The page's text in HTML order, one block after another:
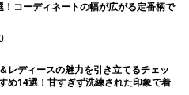
！コーディネートの幅が広がる定番柄で
レディースの魅力を引き立てるチェッ
め14選！甘すぎず洗練された印象で着